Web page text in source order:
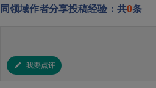
同领域作者分享投稿经验：共0条
我要点评